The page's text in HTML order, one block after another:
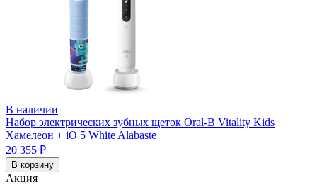
В наличии
Набор электрических зубных щеток Oral-B Vitality Kids
Хамелеон + iO 5 White Alabaste
20 355 ₽
В корзину
Акция